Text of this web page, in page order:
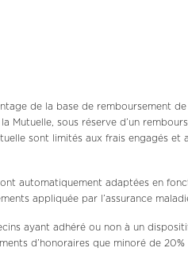
de la base de remboursement
sous réserve d’un
sont limités aux frais engagés
automatiquement adaptées en
appliquée par l’assurance
ayant adhéré ou non à un
d’honoraires que minoré de